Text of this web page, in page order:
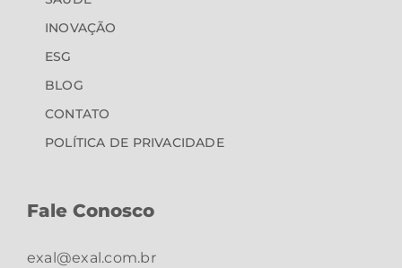
INOVAÇÃO
ESG
BLOG
CONTATO
POLÍTICA DE PRIVACIDADE
Fale Conosco
exal@exal.com.br